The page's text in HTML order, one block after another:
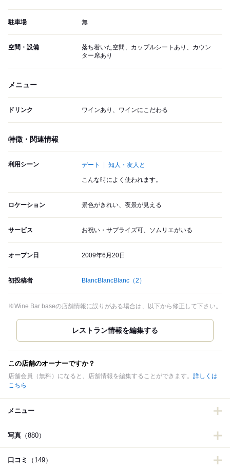
駐車場 無
空間・設備
落ち着いた空間、カップルシートあり、カウン
ター席あり
メニュー
ドリンク ワインあり、ワインにこだわる
特徴・関連情報
利用シーン デート 知人・友人と
こんな時によく使われます。
ロケーション 景色がきれい、夜景が見える
サービス お祝い・サプライズ可、ソムリエがいる
オープン日 2009年6月20日
初投稿者 BlancBlancBlanc （2）
※Wine Bar baseの店舗情報に誤りがある場合は、以下から修正して下さい。
この店舗のオーナーですか？
店舗会員（無料）になると、店舗情報を編集することができます。 詳しくは
こちら
メニュー
写真 （880）
口コミ （149）